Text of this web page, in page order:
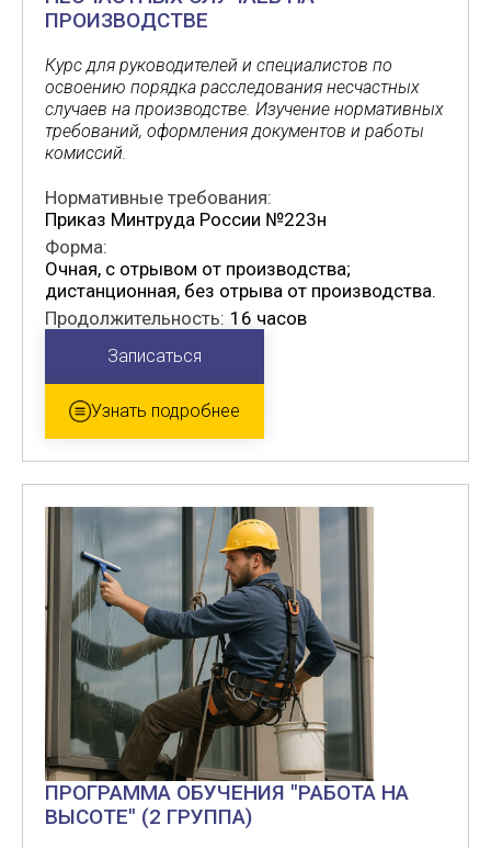
ПРОИЗВОДСТВЕ
Курс для руководителей и специалистов по
освоению порядка расследования несчастных
случаев на производстве. Изучение нормативных
требований, оформления документов и работы
комиссий.
Нормативные требования:
Приказ Минтруда России №223н
Форма:
Очная, с отрывом от производства;
дистанционная, без отрыва от производства.
Продолжительность: 16 часов
Записаться
Узнать подробнее
ПРОГРАММА ОБУЧЕНИЯ "РАБОТА НА
ВЫСОТЕ" (2 ГРУППА)